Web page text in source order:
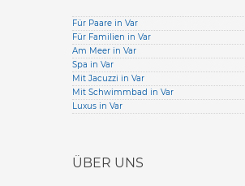
Für Paare in Var
Für Familien in Var
Am Meer in Var
Spa in Var
Mit Jacuzzi in Var
Mit Schwimmbad in Var
Luxus in Var
ÜBER UNS